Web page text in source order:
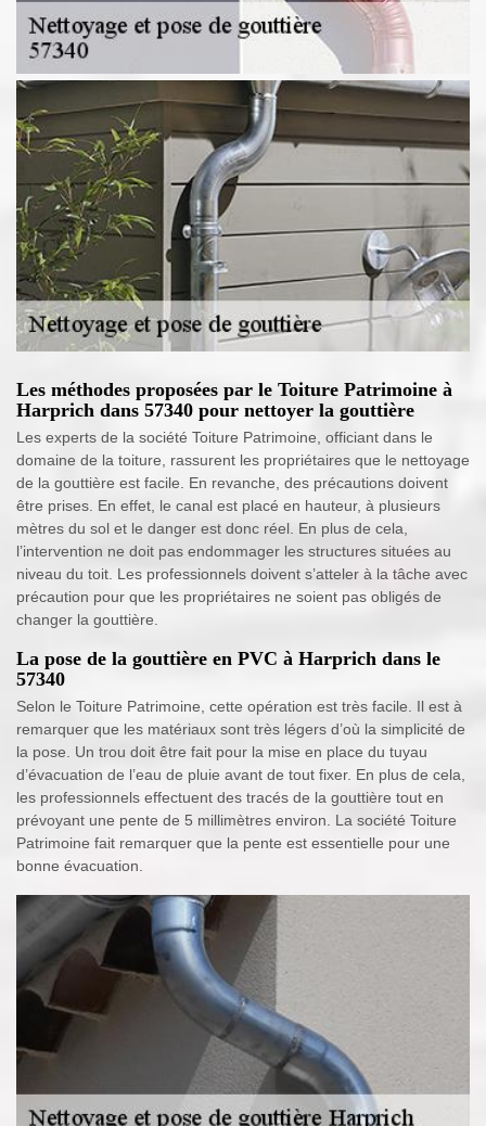
Les méthodes proposées par le Toiture Patrimoine à
Harprich dans 57340 pour nettoyer la gouttière
Les experts de la société Toiture Patrimoine, officiant dans le
domaine de la toiture, rassurent les propriétaires que le nettoyage
de la gouttière est facile. En revanche, des précautions doivent
être prises. En effet, le canal est placé en hauteur, à plusieurs
mètres du sol et le danger est donc réel. En plus de cela,
l’intervention ne doit pas endommager les structures situées au
niveau du toit. Les professionnels doivent s’atteler à la tâche avec
précaution pour que les propriétaires ne soient pas obligés de
changer la gouttière.
La pose de la gouttière en PVC à Harprich dans le
57340
Selon le Toiture Patrimoine, cette opération est très facile. Il est à
remarquer que les matériaux sont très légers d’où la simplicité de
la pose. Un trou doit être fait pour la mise en place du tuyau
d’évacuation de l’eau de pluie avant de tout fixer. En plus de cela,
les professionnels effectuent des tracés de la gouttière tout en
prévoyant une pente de 5 millimètres environ. La société Toiture
Patrimoine fait remarquer que la pente est essentielle pour une
bonne évacuation.